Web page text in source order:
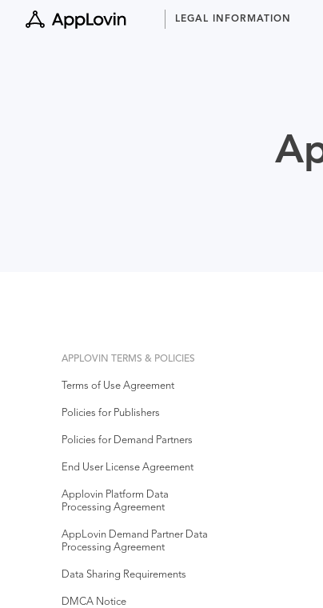
LEGAL INFORMATION
APPLOVIN TERMS & POLICIES
Terms of Use Agreement
Policies for Publishers
Policies for Demand Partners
End User License Agreement
Applovin Platform Data
Processing Agreement
AppLovin Demand Partner Data
Processing Agreement
Data Sharing Requirements
DMCA Notice